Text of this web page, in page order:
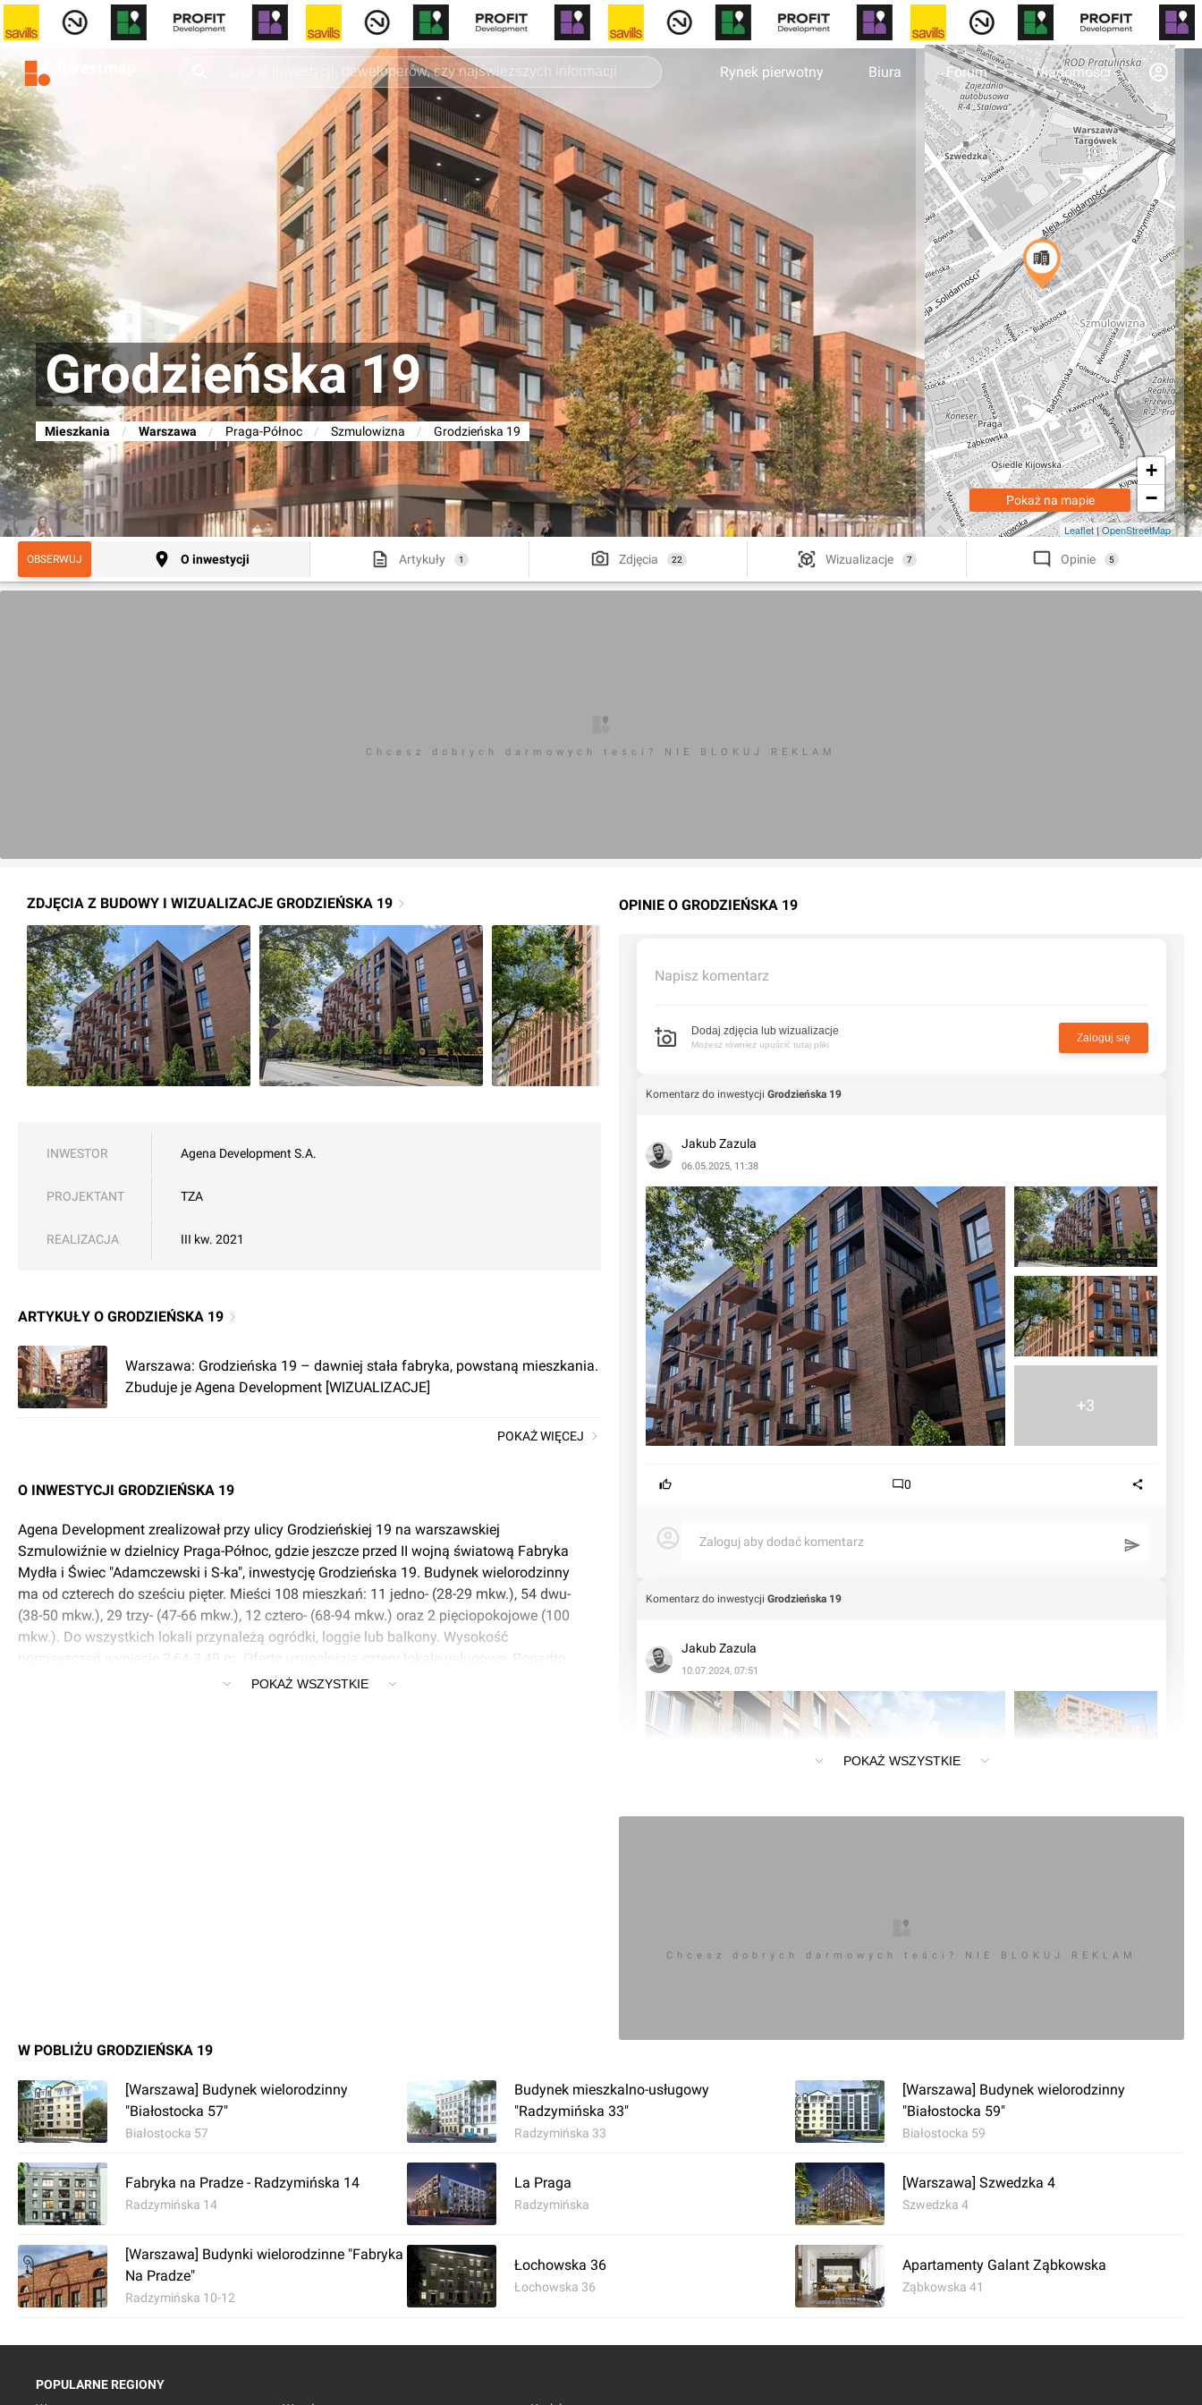
Rynek pierwotny Biura Forum Wiadomości
Grodzieńska 19
Mieszkania / Warszawa / Praga-Północ / Szmulowizna / Grodzieńska 19
+
−
Leaflet|OpenStreetMap
Pokaż na mapie
OBSERWUJ O inwestycji Artykuły 1 Zdjęcia 22 Wizualizacje 7 Opinie 5
Chcesz dobrych darmowych teści? NIE BLOKUJ REKLAM
ZDJĘCIA Z BUDOWY I WIZUALIZACJE GRODZIEŃSKA 19
INWESTOR Agena Development S.A.
PROJEKTANT TZA
REALIZACJA III kw. 2021
ARTYKUŁY O GRODZIEŃSKA 19
Warszawa: Grodzieńska 19 – dawniej stała fabryka, powstaną mieszkania.
Zbuduje je Agena Development [WIZUALIZACJE]
POKAŻ WIĘCEJ
O INWESTYCJI GRODZIEŃSKA 19
Agena Development zrealizował przy ulicy Grodzieńskiej 19 na warszawskiej
Szmulowiźnie w dzielnicy Praga-Północ, gdzie jeszcze przed II wojną światową Fabryka
Mydła i Świec "Adamczewski i S-ka", inwestycję Grodzieńska 19. Budynek wielorodzinny
ma od czterech do sześciu pięter. Mieści 108 mieszkań: 11 jedno- (28-29 mkw.), 54 dwu-
(38-50 mkw.), 29 trzy- (47-66 mkw.), 12 cztero- (68-94 mkw.) oraz 2 pięciopokojowe (100
mkw.). Do wszystkich lokali przynależą ogródki, loggie lub balkony. Wysokość
pomieszczeń wyniesie 2,64-3,49 m. Ofertę uzupełniają cztery lokale usługowe. Ponadto
deweloper zaplanował garaż podziemny (istnieje możliwość zainstalowania stacji
POKAŻ WSZYSTKIE
OPINIE O GRODZIEŃSKA 19
Napisz komentarz
Dodaj zdjęcia lub wizualizacje
Możesz również upuścić tutaj pliki
Zaloguj się
Komentarz do inwestycji Grodzieńska 19
Jakub Zazula
06.05.2025, 11:38
+3
0
Zaloguj aby dodać komentarz
Komentarz do inwestycji Grodzieńska 19
Jakub Zazula
10.07.2024, 07:51
Grodzieńska 19
POKAŻ WSZYSTKIE
Chcesz dobrych darmowych teści? NIE BLOKUJ REKLAM
W POBLIŻU GRODZIEŃSKA 19
[Warszawa] Budynek wielorodzinny
"Białostocka 57"
Białostocka 57
Budynek mieszkalno-usługowy
"Radzymińska 33"
Radzymińska 33
[Warszawa] Budynek wielorodzinny
"Białostocka 59"
Białostocka 59
Fabryka na Pradze - Radzymińska 14
Radzymińska 14
La Praga
Radzymińska
[Warszawa] Szwedzka 4
Szwedzka 4
[Warszawa] Budynki wielorodzinne "Fabryka
Na Pradze"
Radzymińska 10-12
Łochowska 36
Łochowska 36
Apartamenty Galant Ząbkowska
Ząbkowska 41
POPULARNE REGIONY